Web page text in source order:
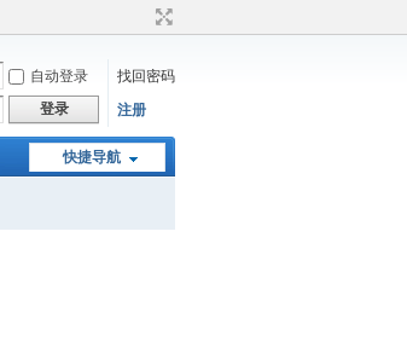
自动登录
找回密码
登录 注册
快捷导航